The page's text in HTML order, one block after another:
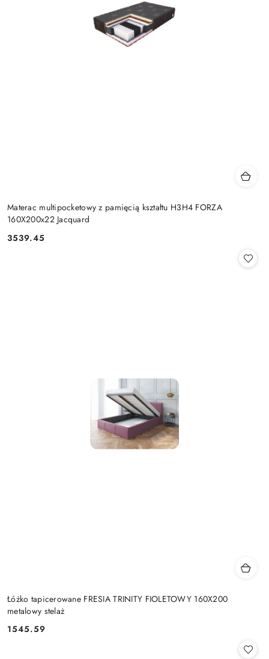
Materac multipocketowy z pamięcią kształtu H3H4 FORZA
160X200x22 Jacquard
Cena:
3539.45
Łóżko tapicerowane FRESIA TRINITY FIOLETOWY 160X200
metalowy stelaż
Cena:
1545.59